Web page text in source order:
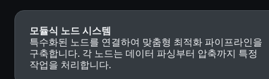
모듈식 노드 시스템
특수화된 노드를 연결하여 맞춤형 최적화 파이프라인을
구축합니다. 각 노드는 데이터 파싱부터 압축까지 특정
작업을 처리합니다.